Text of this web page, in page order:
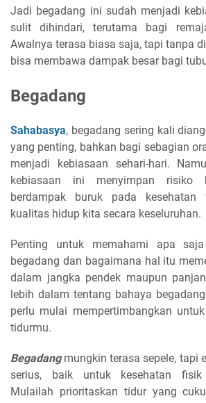
Jadi begadang ini sudah menjadi
sulit dihindari, terutama bagi
Awalnya terasa biasa saja, tapi tanpa
bisa membawa dampak besar bagi
Begadang
Sahabasya, begadang sering kali
yang penting, bahkan bagi sebagian
menjadi kebiasaan sehari-hari.
kebiasaan ini menyimpan risiko
berdampak buruk pada
kualitas hidup kita secara keseluruhan.
Penting untuk memahami apa
begadang dan bagaimana hal itu
dalam jangka pendek maupun
lebih dalam tentang bahaya
perlu mulai mempertimbangkan
tidurmu.
Begadangmungkin terasa sepele, tapi
serius, baik untuk kesehatan
Mulailah prioritaskan tidur yang